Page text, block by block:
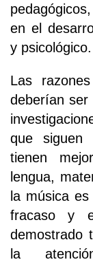
en el
y psicológico.
Las
deberían
que siguen
tienen
lengua,
la música
fracaso y
demostrado
la